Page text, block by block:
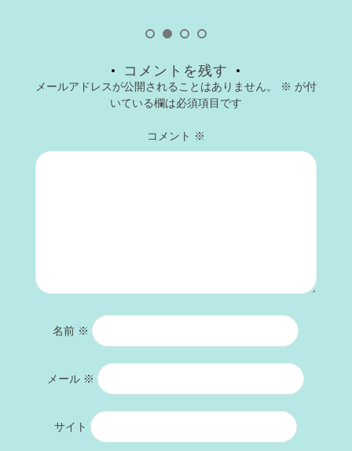
コメントを残す
メールアドレスが公開されることはありません。 ※ が付
いている欄は必須項目です
コメント ※
名前 ※
メール ※
サイト